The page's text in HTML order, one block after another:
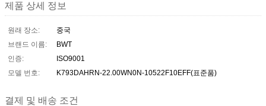
제품 상세 정보
원래 장소:
중국
브랜드 이름:
BWT
인증:
ISO9001
모델 번호:
K793DAHRN-22.00WN0N-10522F10EFF(표준품)
결제 및 배송 조건